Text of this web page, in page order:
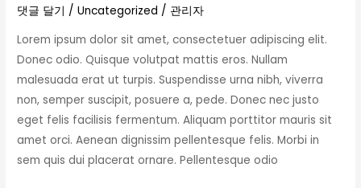
댓글 달기 /Uncategorized / 관리자
Lorem ipsum dolor sit amet, consectetuer adipiscing elit.
Donec odio. Quisque volutpat mattis eros. Nullam
malesuada erat ut turpis. Suspendisse urna nibh, viverra
non, semper suscipit, posuere a, pede. Donec nec justo
eget felis facilisis fermentum. Aliquam porttitor mauris sit
amet orci. Aenean dignissim pellentesque felis. Morbi in
sem quis dui placerat ornare. Pellentesque odio
Counsel